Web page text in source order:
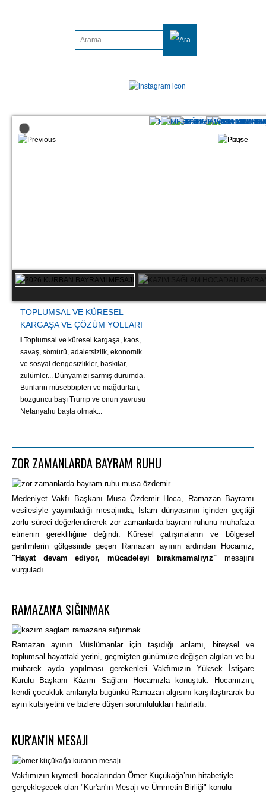
TOPLUMSAL VE KÜRESEL
KARGAŞA VE ÇÖZÜM YOLLARI
Toplumsal ve küresel kargaşa, kaos,
savaş, sömürü, adaletsizlik, ekonomik
ve sosyal dengesizlikler, baskılar,
zulümler... Dünyamızı sarmış durumda.
Bunların müsebbipleri ve mağdurları,
bozguncu başı Trump ve onun yavrusu
Netanyahu başta olmak...
ZOR ZAMANLARDA BAYRAM RUHU
Medeniyet Vakfı Başkanı Musa Özdemir Hoca, Ramazan Bayramı
vesilesiyle yayımladığı mesajında, İslam dünyasının içinden geçtiği
zorlu süreci değerlendirerek zor zamanlarda bayram ruhunu muhafaza
etmenin gerekliliğine değindi. Küresel çatışmaların ve bölgesel
gerilimlerin gölgesinde geçen Ramazan ayının ardından Hocamız,
"Hayat devam ediyor, mücadeleyi bırakmamalıyız" mesajını
vurguladı.
RAMAZAN'A SIĞINMAK
Ramazan ayının Müslümanlar için taşıdığı anlamı, bireysel ve
toplumsal hayattaki yerini, geçmişten günümüze değişen algıları ve bu
mübarek ayda yapılması gerekenleri Vakfımızın Yüksek İstişare
Kurulu Başkanı Kâzım Sağlam Hocamızla konuştuk. Hocamızın,
kendi çocukluk anılarıyla bugünkü Ramazan algısını karşılaştırarak bu
ayın kutsiyetini ve bizlere düşen sorumlulukları hatırlattı.
KUR'AN'IN MESAJI
Vakfımızın kıymetli hocalarından Ömer Küçükağa’nın hitabetiyle
gerçekleşecek olan "Kur'an'ın Mesajı ve Ümmetin Birliği" konulu